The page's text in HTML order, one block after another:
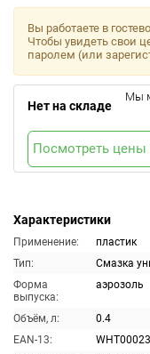
Характеристики
Применение:
пластик
Тип:
Смазка
Форма
выпуска:
аэрозоль
Объём, л:
0.4
EAN-13:
Вы работаете в
Чтобы увидеть свои
паролем (или
Нет на складе
Мы
Посмотреть цены